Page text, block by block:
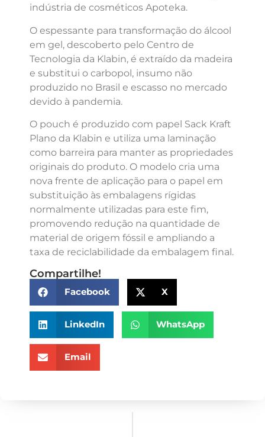
indústria de cosméticos Apoteka.
O espessante para transformação do álcool
em gel, descoberto pelo Centro de
Tecnologia da Klabin, é extraído da madeira
e substitui o carbopol, insumo não
produzido no Brasil e escasso no mercado
devido à pandemia.
O pouch é produzido com papel Sack Kraft
Plano da Klabin e utiliza uma laminação
como barreira para manter as propriedades
originais do produto. O modelo cria uma
nova frente de aplicação para o papel em
substituição às embalagens rígidas
normalmente utilizadas para este fim,
promovendo redução na quantidade de
material de origem fóssil e ampliando a
taxa de reciclabilidade da embalagem final.
Compartilhe!
Facebook X
LinkedIn WhatsApp
Email